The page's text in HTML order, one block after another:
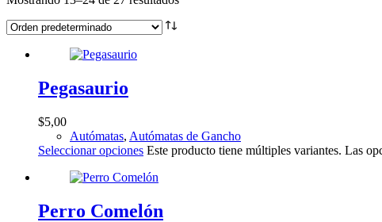
Pegasaurio
$5,00
Autómatas, Autómatas de Gancho
Seleccionar opciones Este producto tiene múltiples variantes. Las
Perro Comelón